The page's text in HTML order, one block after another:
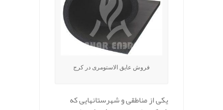
فروش عایق الاستومری در کرج
یکی از مناطقی و شهرستانهایی که